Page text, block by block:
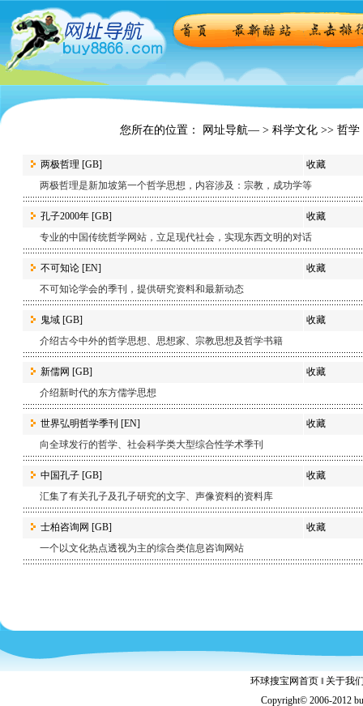
您所在的位置： 网址导航— > 科学文化>> 哲学
两极哲理 [GB]
收藏
两极哲理是新加坡第一个哲学思想，内容涉及：宗教，成功学等
孔子2000年 [GB]
收藏
专业的中国传统哲学网站，立足现代社会，实现东西文明的对话
不可知论 [EN]
收藏
不可知论学会的季刊，提供研究资料和最新动态
鬼域 [GB]
收藏
介绍古今中外的哲学思想、思想家、宗教思想及哲学书籍
新儒网 [GB]
收藏
介绍新时代的东方儒学思想
世界弘明哲学季刊 [EN]
收藏
向全球发行的哲学、社会科学类大型综合性学术季刊
中国孔子 [GB]
收藏
汇集了有关孔子及孔子研究的文字、声像资料的资料库
士柏咨询网 [GB]
收藏
一个以文化热点透视为主的综合类信息咨询网站
环球搜宝网首页 ‖ 关于我
Copyright© 2006-2012